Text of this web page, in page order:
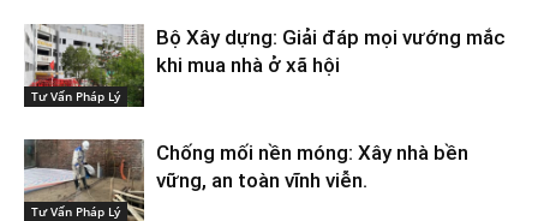
Tư Vấn Pháp Lý
Bộ Xây dựng: Giải đáp mọi vướng mắc
khi mua nhà ở xã hội
Tư Vấn Pháp Lý
Chống mối nền móng: Xây nhà bền
vững, an toàn vĩnh viễn.